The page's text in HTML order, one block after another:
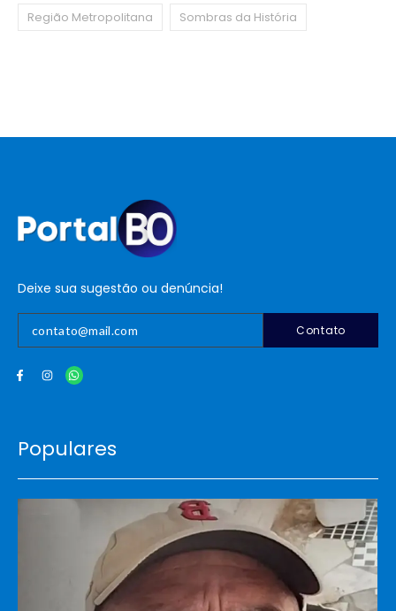
Região Metropolitana Sombras da História
Deixe sua sugestão ou denúncia!
Contato
Populares